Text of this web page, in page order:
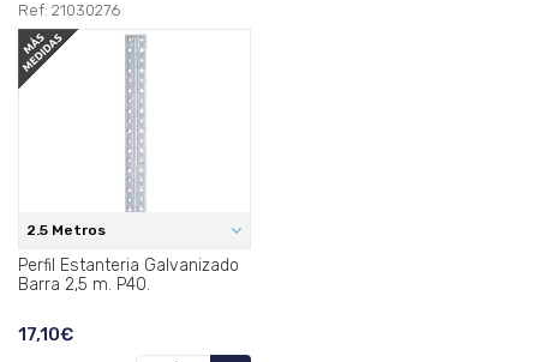
Ref: 21030276
2.5 Metros
Perfil Estanteria Galvanizado
Barra 2,5 m. P40.
17,10€